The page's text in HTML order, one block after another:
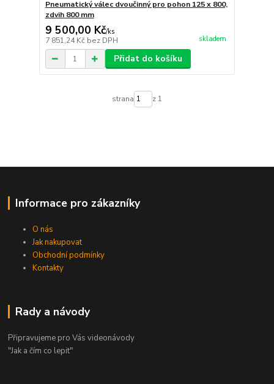
Pneumatický válec dvoučinný pro pohon 125 x 800,
zdvih 800 mm
9 500,00 Kč/ks
7 851,24 Kč bez DPH skladem
Přidat do košíku
strana z 1
Informace pro zákazníky
O nás
Jak nakupovat
Obchodní podmínky
Kontakty
Rady a návody
Připravujeme pro Vás videonávody
"Jak a čím co lepit"